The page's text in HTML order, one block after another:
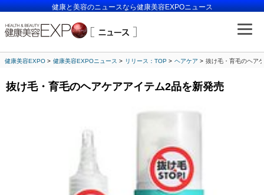
健康と美容のニュースなら健康美容EXPOニュース
健康美容EXPO 健康美容EXPOニュース リリース：TOP ヘアケア 抜け毛・育毛のヘア
抜け毛・育毛のヘアケアアイテム2品を新発売